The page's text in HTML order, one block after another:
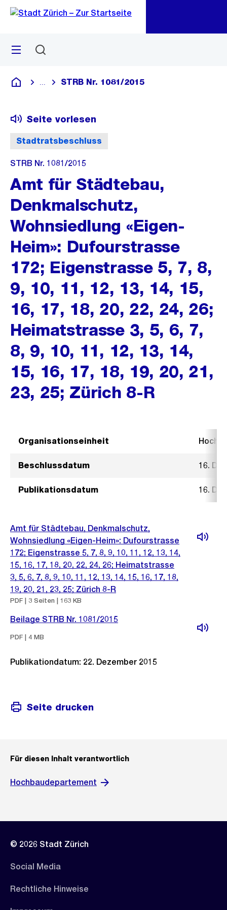
Navigation
Sprunglink
Menü
Deutsch
Blende alle Breadcrumbs ein
STRB Nr. 1081/2015
Stadtratsbeschluss
Seite vorlesen
STRB Nr. 1081/2015
Amt für Städtebau,
Denkmalschutz,
Wohnsiedlung «Eigen-
Heim»: Dufourstrasse
172; Eigenstrasse 5, 7, 8,
9, 10, 11, 12, 13, 14, 15,
16, 17, 18, 20, 22, 24, 26;
Heimatstrasse 3, 5, 6, 7,
8, 9, 10, 11, 12, 13, 14,
15, 16, 17, 18, 19, 20, 21,
23, 25; Zürich 8-R
Organisationseinheit
Beschlussdatum 16.
Publikationsdatum 16.
Amt für Städtebau, Denkmalschutz,
Wohnsiedlung «Eigen-Heim»: Dufourstrasse
172; Eigenstrasse 5, 7, 8, 9, 10, 11, 12, 13, 14,
15, 16, 17, 18, 20, 22, 24, 26; Heimatstrasse
3, 5, 6, 7, 8, 9, 10, 11, 12, 13, 14, 15, 16, 17, 18,
19, 20, 21, 23, 25; Zürich 8-R
PDF | 3 Seiten | 163 KB
Beilage STRB Nr. 1081/2015
PDF | 4 MB
Publikationdatum: 22. Dezember 2015
Seite drucken
Für diesen Inhalt verantwortlich
Hochbaudepartement
© 2026 Stadt Zürich
Social Media
Rechtliche Hinweise